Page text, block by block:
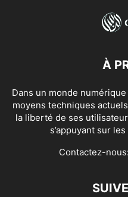
À
Dans un monde
moyens techniques
la liberté de ses
s’appuyant sur
Contactez-nous: